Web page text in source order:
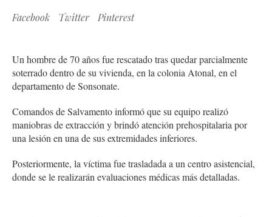
Facebook Twitter Pinterest
Un hombre de 70 años fue rescatado tras quedar parcialmente
soterrado dentro de su vivienda, en la colonia Atonal, en el
departamento de Sonsonate.
Comandos de Salvamento informó que su equipo realizó
maniobras de extracción y brindó atención prehospitalaria por
una lesión en una de sus extremidades inferiores.
Posteriormente, la víctima fue trasladada a un centro asistencial,
donde se le realizarán evaluaciones médicas más detalladas.